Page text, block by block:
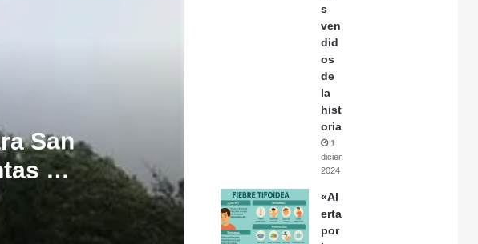
San
y
s
ven
did
os
de
la
hist
oria
1
diciembre,
2024
«Al
erta
por